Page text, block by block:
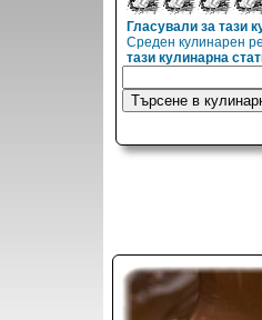
Гласували за тази
Среден кулинарен
тази кулинарна